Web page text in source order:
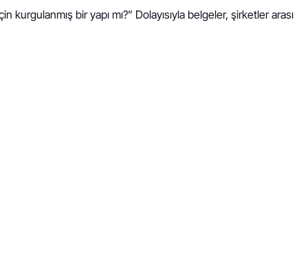
bir yapı mı?” Dolayısıyla belgeler, şirketler arası